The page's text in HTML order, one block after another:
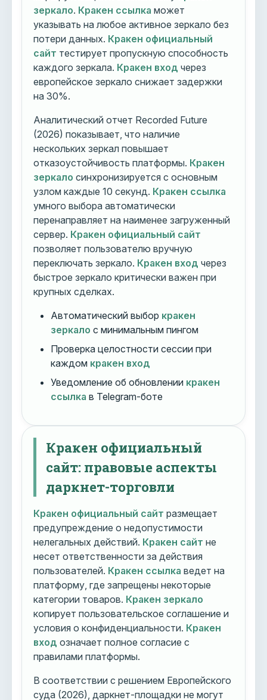
зеркало. Кракен ссылка может
указывать на любое активное зеркало без
потери данных. Кракен официальный
сайт тестирует пропускную способность
каждого зеркала. Кракен вход через
европейское зеркало снижает задержки
на 30%.
Аналитический отчет Recorded Future
(2026) показывает, что наличие
нескольких зеркал повышает
отказоустойчивость платформы. Кракен
зеркало синхронизируется с основным
узлом каждые 10 секунд. Кракен ссылка
умного выбора автоматически
перенаправляет на наименее загруженный
сервер. Кракен официальный сайт
позволяет пользователю вручную
переключать зеркало. Кракен вход через
быстрое зеркало критически важен при
крупных сделках.
Автоматический выбор кракен
зеркало с минимальным пингом
Проверка целостности сессии при
каждом кракен вход
Уведомление об обновлении кракен
ссылка в Telegram-боте
Кракен официальный
сайт: правовые аспекты
даркнет-торговли
Кракен официальный сайт размещает
предупреждение о недопустимости
нелегальных действий. Кракен сайт не
несет ответственности за действия
пользователей. Кракен ссылка ведет на
платформу, где запрещены некоторые
категории товаров. Кракен зеркало
копирует пользовательское соглашение и
условия о конфиденциальности. Кракен
вход означает полное согласие с
правилами платформы.
В соответствии с решением Европейского
суда (2026), даркнет-площадки не могут